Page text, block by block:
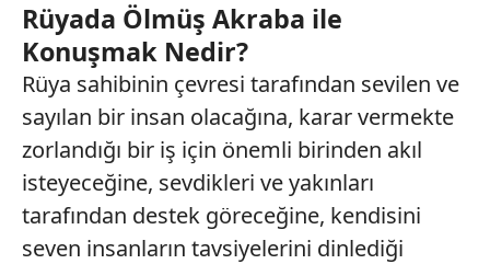
Sizlere daha iyi bir hizmet sunabilmek için İnternet
Sitemizde kendimize ve üçüncü kişilere ait çerezler
kullanılmaktadır. Bu çerezler vasıtasıyla çeşitli kişisel
verileriniz işlenmekte olup gerekli olan çerezler bilgi
toplumu hizmetlerinin sunulması amacıyla
kullanılmaktadır. Diğer çerezler, sitemizin daha işlevsel
kılınması ve kişiselleştirilmesi ve sizlere yönelik
reklam/pazarlama faaliyetlerinin yapılması, amaçlarıyla
sınırlı olarak açık rızanız dahilinde kullanılacaktır.
Rüyada Ölmüş Akraba ile
Konuşmak Nedir?
Rüya sahibinin çevresi tarafından sevilen ve
sayılan bir insan olacağına, karar vermekte
zorlandığı bir iş için önemli birinden akıl
isteyeceğine, sevdikleri ve yakınları
tarafından destek göreceğine, kendisini
seven insanların tavsiyelerini dinlediği